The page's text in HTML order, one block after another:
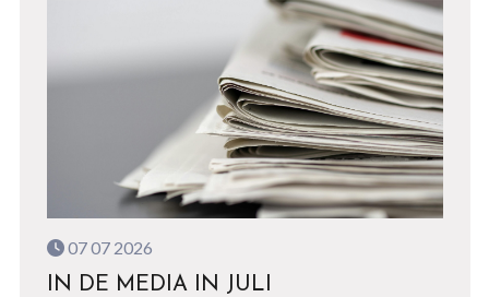
07 07 2026
IN DE MEDIA IN JULI